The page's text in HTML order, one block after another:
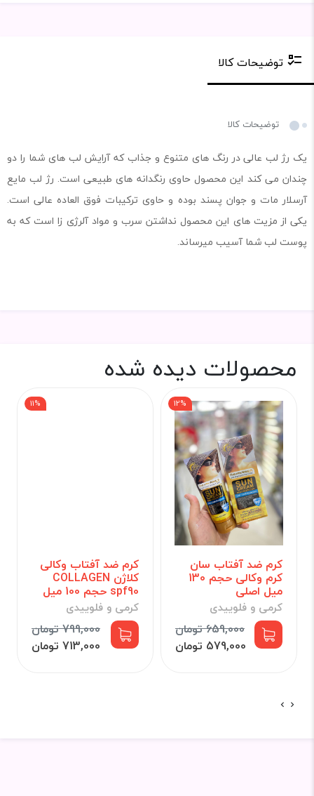
توضیحات کالا
توضیحات کالا
یک رژ لب عالی در رنگ های متنوع و جذاب که آرایش لب های شما را دو
چندان می کند این محصول حاوی رنگدانه های طبیعی است. رژ لب مایع
آرسلار مات و جوان پسند بوده و حاوی ترکیبات فوق العاده عالی است.
یکی از مزیت های این محصول نداشتن سرب و مواد آلرژی زا است که به
پوست لب شما آسیب میرساند.
محصولات دیده شده
کرم ضد آفتاب سان
کرم وکالی حجم 130
میل اصلی
کرمی و فلوییدی
659,000 تومان
12%
579,000 تومان
کرم ضد آفتاب وکالی
کلاژن COLLAGEN
spf90 حجم 100 میل
کرمی و فلوییدی
799,000 تومان
11%
713,000 تومان